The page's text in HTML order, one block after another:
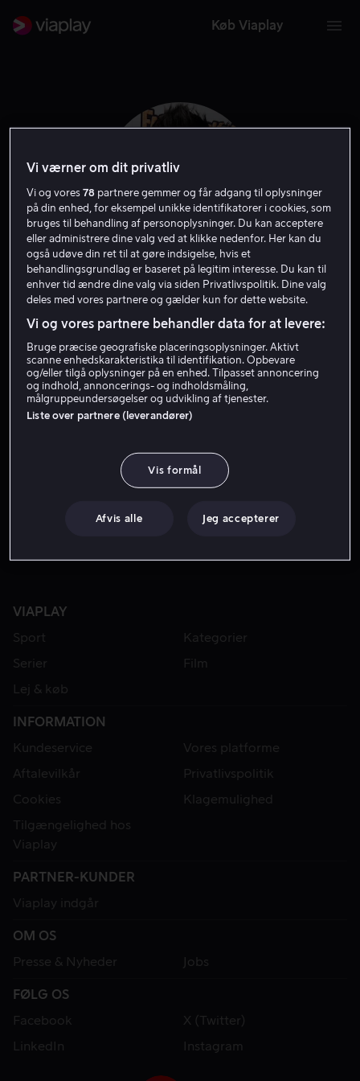
Køb Viaplay
Michael Copon
Producer Skuespiller Gæst
VIAPLAY
Sport
Kategorier
Serier
Film
Lej & køb
INFORMATION
Kundeservice
Vores platforme
Aftalevilkår
Privatlivspolitik
Cookies
Klagemulighed
Tilgængelighed hos
Viaplay
PARTNER-KUNDER
Viaplay indgår
OM OS
Presse & Nyheder
Jobs
FØLG OS
Facebook
X (Twitter)
LinkedIn
Instagram
Vi værner om dit privatliv
Vi og vores78 partnere gemmer og får adgang til oplysninger
på din enhed, for eksempel unikke identifikatorer i cookies, som
bruges til behandling af personoplysninger. Du kan acceptere
eller administrere dine valg ved at klikke nedenfor. Her kan du
også udøve din ret til at gøre indsigelse, hvis et
behandlingsgrundlag er baseret på legitim interesse. Du kan til
enhver tid ændre dine valg via siden Privatlivspolitik. Dine valg
deles med vores partnere og gælder kun for dette website.
Vi og vores partnere behandler data for at levere:
Bruge præcise geografiske placeringsoplysninger. Aktivt
scanne enhedskarakteristika til identifikation. Opbevare
og/eller tilgå oplysninger på en enhed. Tilpasset annoncering
og indhold, annoncerings- og indholdsmåling,
målgruppeundersøgelser og udvikling af tjenester.
Liste over partnere (leverandører)
Vis formål
Afvis alle Jeg accepterer